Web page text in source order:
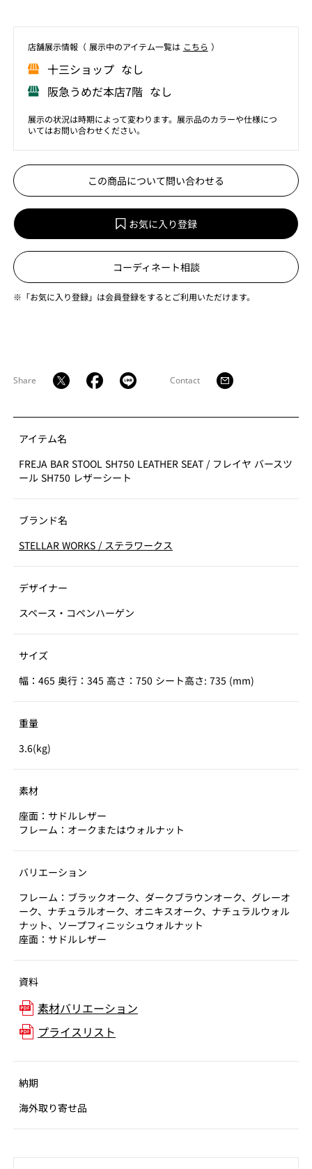
店舗展⽰情報（ 展⽰中のアイテム⼀覧は こちら ）
⼗三ショップ なし
阪急うめだ本店7階 なし
展示の状況は時期によって変わります。展示品のカラーや仕様につ
いてはお問い合わせください。
この商品について問い合わせる
お気に入り登録
コーディネート相談
※「お気に入り登録」は会員登録をするとご利用いただけます。
Share Contact
アイテム名
FREJA BAR STOOL SH750 LEATHER SEAT / フレイヤ バースツ
ール SH750 レザーシート
ブランド名
STELLAR WORKS / ステラワークス
デザイナー
スペース・コペンハーゲン
サイズ
幅：465 奥行：345 高さ：750 シート高さ: 735 (mm)
重量
3.6(kg)
素材
座面：サドルレザー
フレーム：オークまたはウォルナット
バリエーション
フレーム：ブラックオーク、ダークブラウンオーク、グレーオ
ーク、ナチュラルオーク、オニキスオーク、ナチュラルウォル
ナット、ソープフィニッシュウォルナット
座面：サドルレザー
資料
素材バリエーション
プライスリスト
納期
海外取り寄せ品